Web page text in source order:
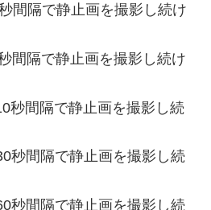
間隔で静止画を撮影し続け
間隔で静止画を撮影し続け
秒間隔で静止画を撮影し続
秒間隔で静止画を撮影し続
秒間隔で静止画を撮影し続